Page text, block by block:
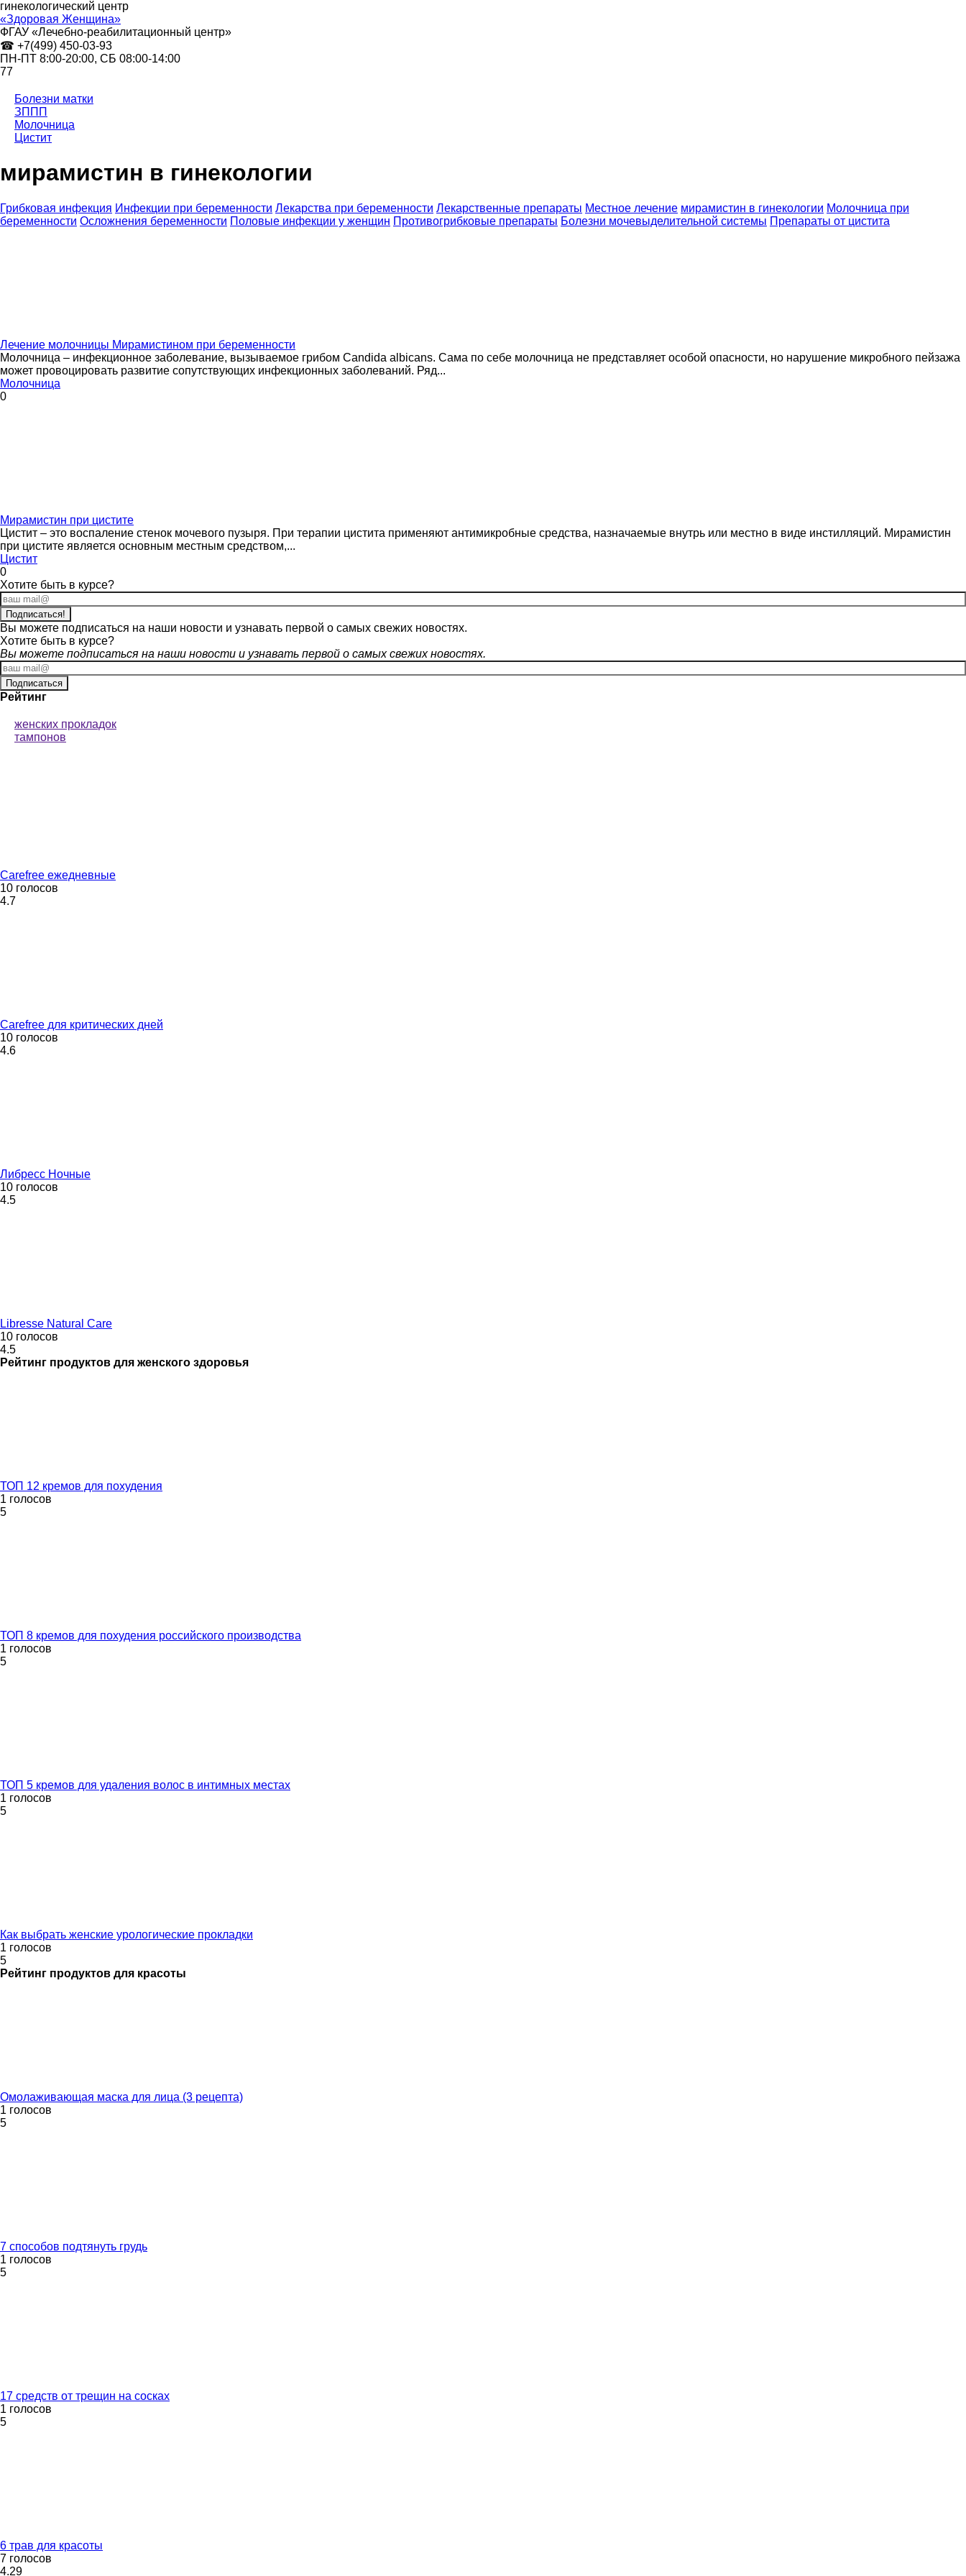
гинекологический центр
«Здоровая Женщина»
ФГАУ «Лечебно-реабилитационный центр»
☎ +7(499) 450-03-93
ПН-ПТ 8:00-20:00, СБ 08:00-14:00
77
Болезни матки
ЗППП
Молочница
Цистит
мирамистин в гинекологии
Грибковая инфекция Инфекции при беременности Лекарства при беременности Лекарственные препараты Местное лечение мирамистин в гинекологии Молочница при
беременности Осложнения беременности Половые инфекции у женщин Противогрибковые препараты Болезни мочевыделительной системы Препараты от цистита
Лечение молочницы Мирамистином при беременности
Молочница – инфекционное заболевание, вызываемое грибом Candida albicans. Сама по себе молочница не представляет особой опасности, но нарушение микробного пейзажа
может провоцировать развитие сопутствующих инфекционных заболеваний. Ряд...
Молочница
0
Мирамистин при цистите
Цистит – это воспаление стенок мочевого пузыря. При терапии цистита применяют антимикробные средства, назначаемые внутрь или местно в виде инстилляций. Мирамистин
при цистите является основным местным средством,...
Цистит
0
Хотите быть в курсе?
Вы можете подписаться на наши новости и узнавать первой о самых свежих новостях.
Хотите быть в курсе?
Вы можете подписаться на наши новости и узнавать первой о самых свежих новостях.
Рейтинг
женских прокладок
тампонов
Carefree ежедневные
10 голосов
4.7
Carefree для критических дней
10 голосов
4.6
Либресс Ночные
10 голосов
4.5
Libresse Natural Care
10 голосов
4.5
Рейтинг продуктов для женского здоровья
ТОП 12 кремов для похудения
1 голосов
5
ТОП 8 кремов для похудения российского производства
1 голосов
5
ТОП 5 кремов для удаления волос в интимных местах
1 голосов
5
Как выбрать женские урологические прокладки
1 голосов
5
Рейтинг продуктов для красоты
Омолаживающая маска для лица (3 рецепта)
1 голосов
5
7 способов подтянуть грудь
1 голосов
5
17 средств от трещин на сосках
1 голосов
5
6 трав для красоты
7 голосов
4.29